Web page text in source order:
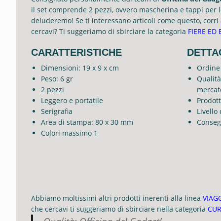
il set comprende 2 pezzi, ovvero mascherina e tappi
deluderemo! Se ti interessano articoli come questo,
cercavi? Ti suggeriamo di sbirciare la categoria FIERE ED
CARATTERISTICHE
Dimensioni: 19 x 9 x cm
Peso: 6 gr
2 pezzi
Leggero e portatile
Serigrafia
Area di stampa: 80 x 30 mm
Colori massimo 1
Livello
Abbiamo moltissimi altri prodotti inerenti alla linea
che cercavi ti suggeriamo di sbirciare nella categoria